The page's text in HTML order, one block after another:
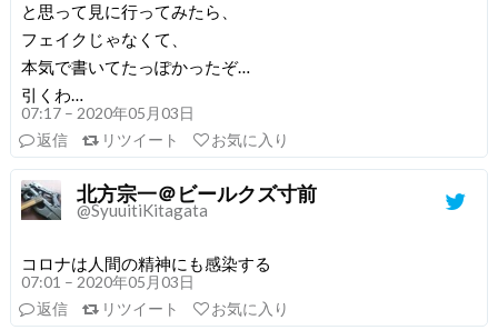
と思って見に行ってみたら、
フェイクじゃなくて、
本気で書いてたっぽかったぞ…
引くわ…
07:17 – 2020年05月03日
返信
リツイート お気に入り
北方宗一＠ビールクズ寸前
@SyuuitiKitagata
コロナは人間の精神にも感染する
07:01 – 2020年05月03日
返信
リツイート お気に入り